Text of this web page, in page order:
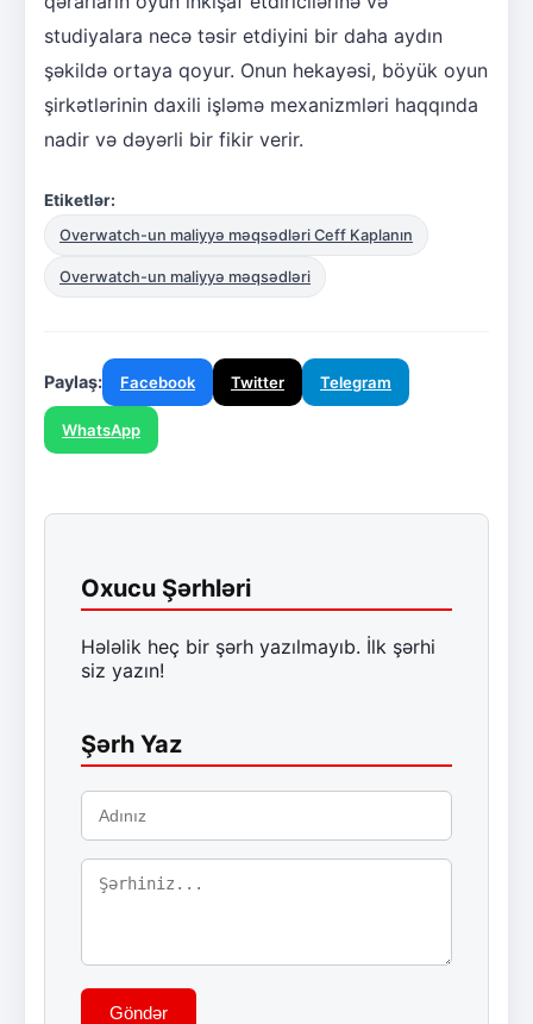
studiyalara necə təsir etdiyini bir daha aydın
şəkildə ortaya qoyur. Onun hekayəsi, böyük oyun
şirkətlərinin daxili işləmə mexanizmləri haqqında
nadir və dəyərli bir fikir verir.
Etiketlər:
Overwatch-un maliyyə məqsədləri Ceff Kaplanın
Overwatch-un maliyyə məqsədləri
Paylaş: Facebook Twitter Telegram
WhatsApp
Oxucu Şərhləri
Hələlik heç bir şərh yazılmayıb. İlk şərhi
siz yazın!
Şərh Yaz
Göndər